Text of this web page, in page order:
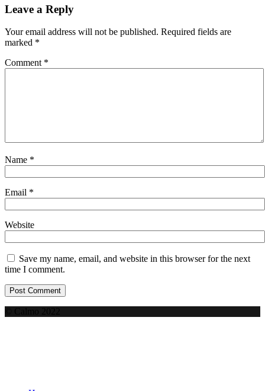
Leave a Reply
Your email address will not be published. Required fields are
marked *
Comment *
Name *
Email *
Website
Save my name, email, and website in this browser for the next
time I comment.